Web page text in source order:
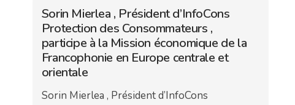
Sorin Mierlea , Président d’InfoCons
Protection des Consommateurs ,
participe à la Mission économique de la
Francophonie en Europe centrale et
orientale
Sorin Mierlea , Président d’InfoCons